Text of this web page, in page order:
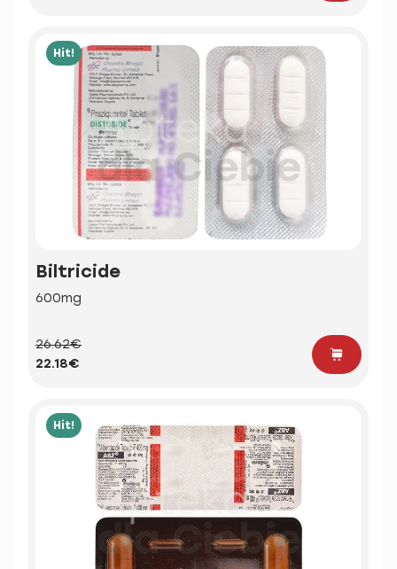
Hit!
Biltricide
600mg
26.62€
22.18€
Hit!